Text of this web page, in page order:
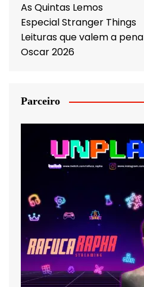
As Quintas Lemos
Especial Stranger Things
Leituras que valem a pena
Oscar 2026
Parceiro